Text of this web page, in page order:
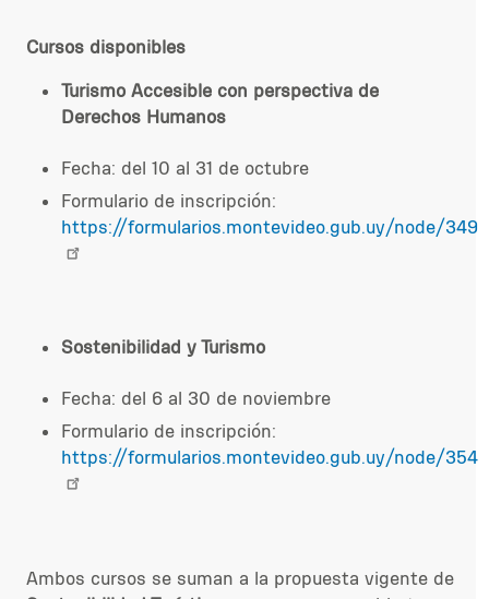
Cursos disponibles
Turismo Accesible con perspectiva de
Derechos Humanos
Fecha: del 10 al 31 de octubre
Formulario de inscripción:
https://formularios.montevideo.gub.uy/node/349
Sostenibilidad y Turismo
Fecha: del 6 al 30 de noviembre
Formulario de inscripción:
https://formularios.montevideo.gub.uy/node/354
Ambos cursos se suman a la propuesta vigente de